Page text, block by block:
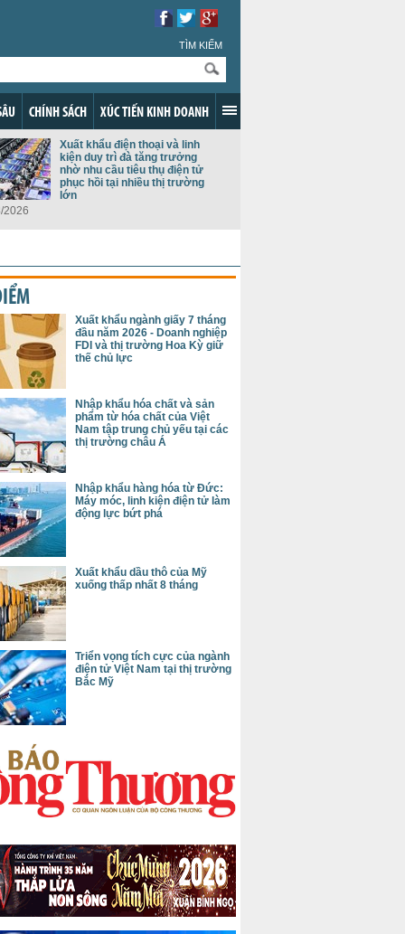
TÌM KIẾM
CHÍNH SÁCH XÚC TIẾN KINH DOANH
Xuất khẩu điện thoại và linh
kiện duy trì đà tăng trưởng
nhờ nhu cầu tiêu thụ điện tử
phục hồi tại nhiều thị trường
lớn
2026
Xuất khẩu ngành giấy 7 tháng
đầu năm 2026 - Doanh nghiệp
FDI và thị trường Hoa Kỳ giữ
thế chủ lực
Nhập khẩu hóa chất và sản
phẩm từ hóa chất của Việt
Nam tập trung chủ yếu tại các
thị trường châu Á
Nhập khẩu hàng hóa từ Đức:
Máy móc, linh kiện điện tử làm
động lực bứt phá
Xuất khẩu dầu thô của Mỹ
xuống thấp nhất 8 tháng
Triển vọng tích cực của ngành
điện tử Việt Nam tại thị trường
Bắc Mỹ